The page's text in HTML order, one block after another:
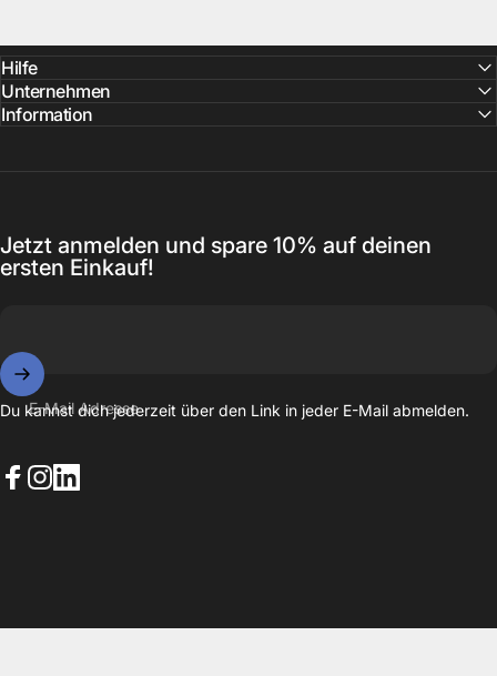
Hilfe
Unternehmen
Information
Jetzt anmelden und spare 10% auf deinen
ersten Einkauf!
E-Mail Adresse
Du kannst dich jederzeit über den Link in jeder E-Mail abmelden.